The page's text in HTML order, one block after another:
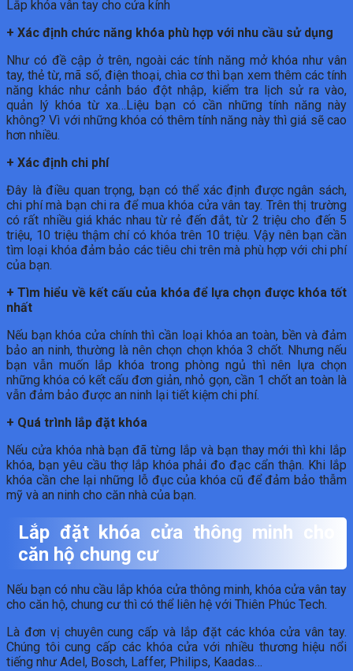
Lắp khóa vân tay cho cửa kính
+ Xác định chức năng khóa phù hợp với nhu cầu sử dụng
Như có đề cập ở trên, ngoài các tính năng mở khóa như vân
tay, thẻ từ, mã số, điện thoại, chìa cơ thì bạn xem thêm các tính
năng khác như cảnh báo đột nhập, kiểm tra lịch sử ra vào,
quản lý khóa từ xa…Liệu bạn có cần những tính năng này
không? Vì với những khóa có thêm tính năng này thì giá sẽ cao
hơn nhiều.
+ Xác định chi phí
Đây là điều quan trọng, bạn có thể xác định được ngân sách,
chi phí mà bạn chi ra để mua khóa cửa vân tay. Trên thị trường
có rất nhiều giá khác nhau từ rẻ đến đắt, từ 2 triệu cho đến 5
triệu, 10 triệu thậm chí có khóa trên 10 triệu. Vậy nên bạn cần
tìm loại khóa đảm bảo các tiêu chi trên mà phù hợp với chi phí
của bạn.
+ Tìm hiểu về kết cấu của khóa để lựa chọn được khóa tốt
nhất
Nếu bạn khóa cửa chính thì cần loại khóa an toàn, bền và đảm
bảo an ninh, thường là nên chọn chọn khóa 3 chốt. Nhưng nếu
bạn vẫn muốn lắp khóa trong phòng ngủ thì nên lựa chọn
những khóa có kết cấu đơn giản, nhỏ gọn, cần 1 chốt an toàn là
vẫn đảm bảo được an ninh lại tiết kiệm chi phí.
+ Quá trình lắp đặt khóa
Nếu cửa khóa nhà bạn đã từng lắp và bạn thay mới thì khi lắp
khóa, bạn yêu cầu thợ lắp khóa phải đo đạc cẩn thận. Khi lắp
khóa cần che lại những lỗ đục của khóa cũ để đảm bảo thẫm
mỹ và an ninh cho căn nhà của bạn.
Lắp đặt khóa cửa thông minh cho
căn hộ chung cư
Nếu bạn có nhu cầu lắp khóa cửa thông minh, khóa cửa vân tay
cho căn hộ, chung cư thì có thể liên hệ với Thiên Phúc Tech.
Là đơn vị chuyên cung cấp và lắp đặt các khóa cửa vân tay.
Chúng tôi cung cấp các khóa cửa với nhiều thương hiệu nổi
tiếng như Adel, Bosch, Laffer, Philips, Kaadas…